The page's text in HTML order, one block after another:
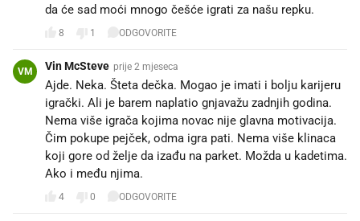
da će sad moći mnogo češće igrati za našu repku.
8 1 ODGOVORITE
VM Vin McSteve prije 2 mjeseca
Ajde. Neka. Šteta dečka. Mogao je imati i bolju karijeru
igrački. Ali je barem naplatio gnjavažu zadnjih godina.
Nema više igrača kojima novac nije glavna motivacija.
Čim pokupe pejček, odma igra pati. Nema više klinaca
koji gore od želje da izađu na parket. Možda u kadetima.
Ako i među njima.
4 0 ODGOVORITE